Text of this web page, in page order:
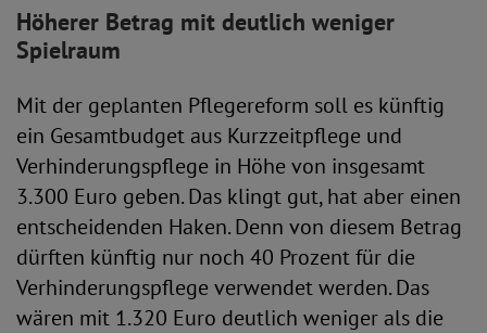
Höherer Betrag mit deutlich weniger
Spielraum
Mit der geplanten Pflegereform soll es künftig
ein Gesamtbudget aus Kurzzeitpflege und
Verhinderungspflege in Höhe von insgesamt
3.300 Euro geben. Das klingt gut, hat aber einen
entscheidenden Haken. Denn von diesem Betrag
dürften künftig nur noch 40 Prozent für die
Verhinderungspflege verwendet werden. Das
wären mit 1.320 Euro deutlich weniger als die